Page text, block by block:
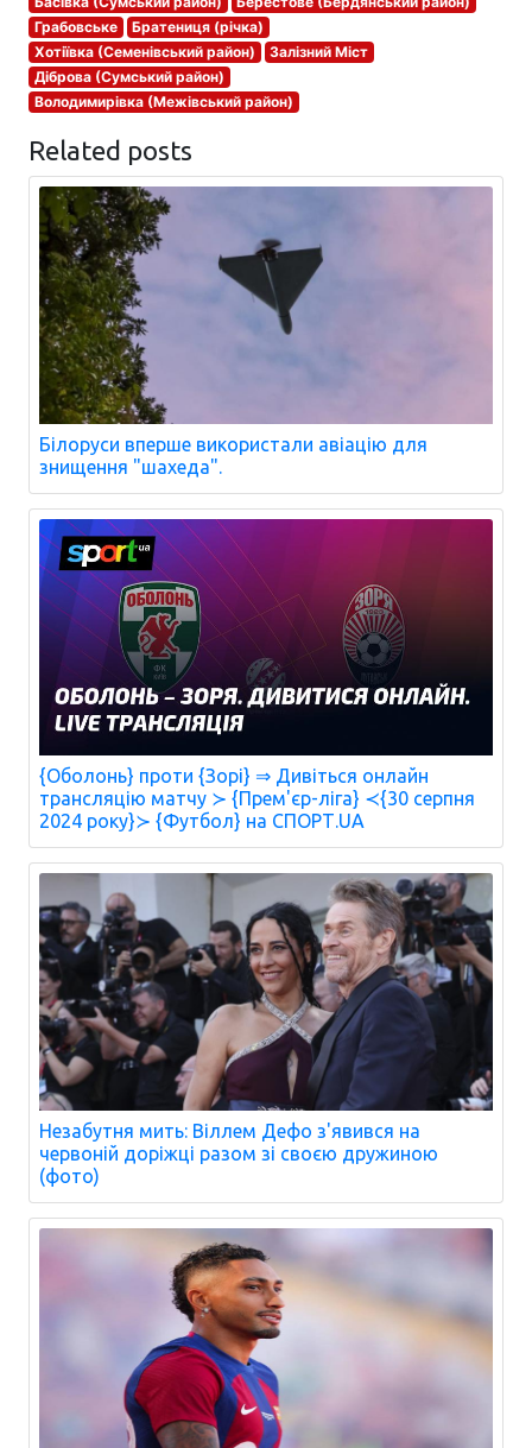
Грабовське
Братениця (річка)
Хотіївка (Семенівський район)
Залізний Міст
Діброва (Сумський район)
Володимирівка (Межівський район)
Related posts
Білоруси вперше використали авіацію для
знищення "шахеда".
{Оболонь} проти {Зорі} ⇒ Дивіться онлайн
трансляцію матчу ≻ {Прем'єр-ліга} ≺{30 серпня
2024 року}≻ {Футбол} на СПОРТ.UA
Незабутня мить: Віллем Дефо з'явився на
червоній доріжці разом зі своєю дружиною
(фото)